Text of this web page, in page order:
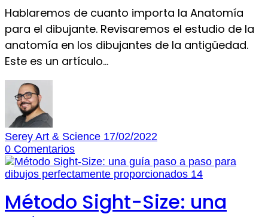
Hablaremos de cuanto importa la Anatomía
para el dibujante. Revisaremos el estudio de la
anatomía en los dibujantes de la antigüedad.
Este es un artículo…
Serey Art & Science 17/02/2022
0 Comentarios
Método Sight-Size: una